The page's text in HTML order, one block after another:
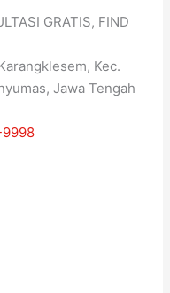
GRATIS, FIND
Kec.
Jawa Tengah